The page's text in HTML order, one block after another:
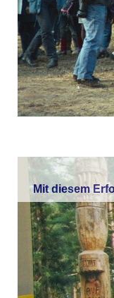
Mit diesem